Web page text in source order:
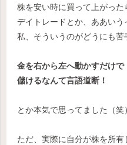
株を安い時に買って上がった
デイトレードとか、ああいう
私、そういうのがどうにも苦
金を右から左へ動かすだけで
儲けるなんて言語道断！
とか本気で思ってました（笑）
ただ、実際に自分が株を所有